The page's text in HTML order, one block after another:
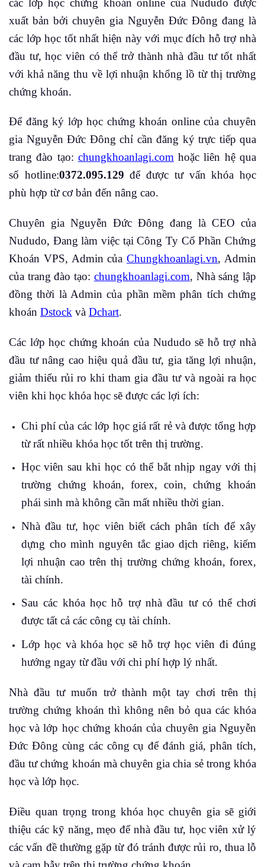
xuất bản bởi chuyên gia Nguyễn Đức Đông đang là
các lớp học tốt nhất hiện này với mục đích hỗ trợ nhà
đầu tư, học viên có thể trở thành nhà đầu tư tốt nhất
với khả năng thu về lợi nhuận khổng lồ từ thị trường
chứng khoán.
Để đăng ký lớp học chứng khoán online của chuyên
gia Nguyễn Đức Đông chỉ cần đăng ký trực tiếp qua
trang đào tạo: chungkhoanlagi.comhoặc liên hệ qua
số hotline:0372.095.129 để được tư vấn khóa học
phù hợp từ cơ bản đến nâng cao.
Chuyên gia Nguyễn Đức Đông đang là CEO của
Nududo, Đang làm việc tại Công Ty Cổ Phần Chứng
Khoán VPS, Admin củaChungkhoanlagi.vn, Admin
của trang đào tạo: chungkhoanlagi.com, Nhà sáng lập
đồng thời là Admin của phần mềm phân tích chứng
khoán Dstock và Dchart.
Các lớp học chứng khoán của Nududo sẽ hỗ trợ nhà
đầu tư nâng cao hiệu quả đầu tư, gia tăng lợi nhuận,
giảm thiểu rủi ro khi tham gia đầu tư và ngoài ra học
viên khi học khóa học sẽ được các lợi ích:
Chi phí của các lớp học giá rất rẻ và được tổng hợp
từ rất nhiều khóa học tốt trên thị trường.
Học viên sau khi học có thể bắt nhịp ngay với thị
trường chứng khoán, forex, coin, chứng khoán
phái sinh mà không cần mất nhiều thời gian.
Nhà đầu tư, học viên biết cách phân tích để xây
dựng cho mình nguyên tắc giao dịch riêng, kiếm
lợi nhuận cao trên thị trường chứng khoán, forex,
tài chính.
Sau các khóa học hỗ trợ nhà đầu tư có thể chơi
được tất cả các công cụ tài chính.
Lớp học và khóa học sẽ hỗ trợ học viên đi đúng
hướng ngay từ đầu với chi phí hợp lý nhất.
Nhà đầu tư muốn trở thành một tay chơi trên thị
trường chứng khoán thì không nên bỏ qua các khóa
học và lớp học chứng khoán của chuyên gia Nguyễn
Đức Đông cùng các công cụ để đánh giá, phân tích,
đầu tư chứng khoán mà chuyên gia chia sẻ trong khóa
học và lớp học.
Điều quan trọng trong khóa học chuyên gia sẽ giới
thiệu các kỹ năng, mẹo để nhà đầu tư, học viên xử lý
các vấn đề thường gặp từ đó tránh được rủi ro, thua lỗ